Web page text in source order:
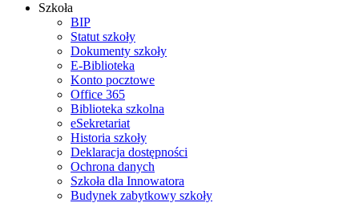
Szkoła
BIP
Statut szkoły
Dokumenty szkoły
E-Biblioteka
Konto pocztowe
Office 365
Biblioteka szkolna
eSekretariat
Historia szkoły
Deklaracja dostępności
Ochrona danych
Szkoła dla Innowatora
Budynek zabytkowy szkoły